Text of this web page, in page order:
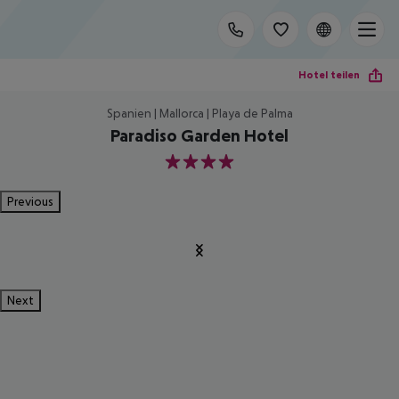
Hotel teilen
Spanien | Mallorca | Playa de Palma
Paradiso Garden Hotel
4
Previous
Next